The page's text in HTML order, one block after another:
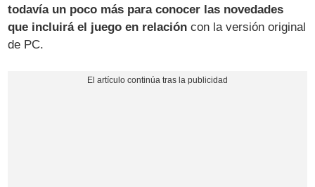
todavía un poco más para conocer las novedades
que incluirá el juego en relación con la versión original
de PC.